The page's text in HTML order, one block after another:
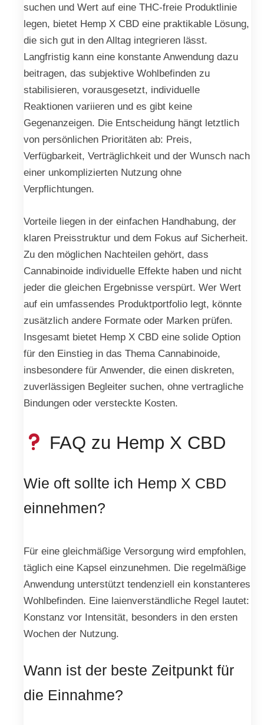
suchen und Wert auf eine THC-freie Produktlinie
legen, bietet Hemp X CBD eine praktikable Lösung,
die sich gut in den Alltag integrieren lässt.
Langfristig kann eine konstante Anwendung dazu
beitragen, das subjektive Wohlbefinden zu
stabilisieren, vorausgesetzt, individuelle
Reaktionen variieren und es gibt keine
Gegenanzeigen. Die Entscheidung hängt letztlich
von persönlichen Prioritäten ab: Preis,
Verfügbarkeit, Verträglichkeit und der Wunsch nach
einer unkomplizierten Nutzung ohne
Verpflichtungen.
Vorteile liegen in der einfachen Handhabung, der
klaren Preisstruktur und dem Fokus auf Sicherheit.
Zu den möglichen Nachteilen gehört, dass
Cannabinoide individuelle Effekte haben und nicht
jeder die gleichen Ergebnisse verspürt. Wer Wert
auf ein umfassendes Produktportfolio legt, könnte
zusätzlich andere Formate oder Marken prüfen.
Insgesamt bietet Hemp X CBD eine solide Option
für den Einstieg in das Thema Cannabinoide,
insbesondere für Anwender, die einen diskreten,
zuverlässigen Begleiter suchen, ohne vertragliche
Bindungen oder versteckte Kosten.
FAQ zu Hemp X CBD
Wie oft sollte ich Hemp X CBD
einnehmen?
Für eine gleichmäßige Versorgung wird empfohlen,
täglich eine Kapsel einzunehmen. Die regelmäßige
Anwendung unterstützt tendenziell ein konstanteres
Wohlbefinden. Eine laienverständliche Regel lautet:
Konstanz vor Intensität, besonders in den ersten
Wochen der Nutzung.
Wann ist der beste Zeitpunkt für
die Einnahme?